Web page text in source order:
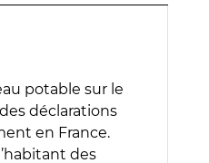
potable sur le
déclarations
en France.
des